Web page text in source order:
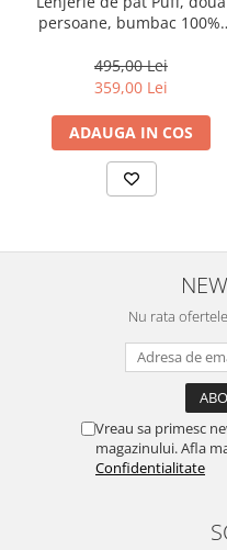
persoane, bumbac 100%,
495,00 Lei
359,00 Lei
ADAUGA IN COS
Nu rata
Vreau sa primesc
magazinului. Afla
Confidentialitate